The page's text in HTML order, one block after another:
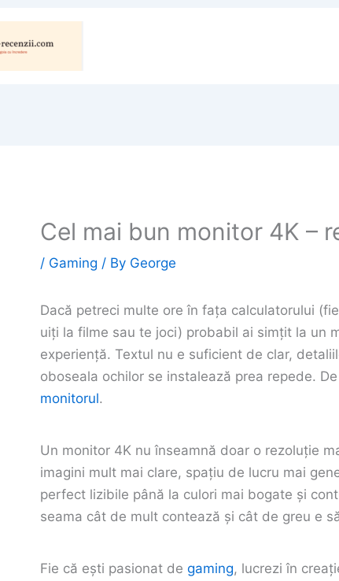
Cel mai bun monitor 4K –
/ Gaming / By George
Dacă petreci multe ore în fața calculatorului
uiți la filme sau te joci) probabil ai simțit la un
experiență. Textul nu e suficient de clar,
oboseala ochilor se instalează prea repede.
monitorul.
Un monitor 4K nu înseamnă doar o rezoluție
imagini mult mai clare, spațiu de lucru mai
perfect lizibile până la culori mai bogate și
seama cât de mult contează și cât de greu e
Fie că ești pasionat degaming, lucrezi în